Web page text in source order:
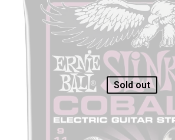
Sold out